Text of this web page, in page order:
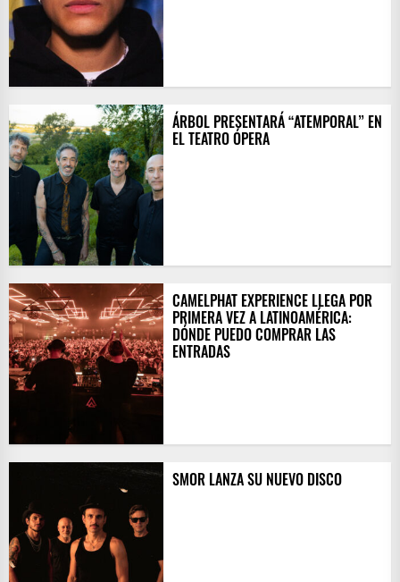
ÁRBOL PRESENTARÁ “ATEMPORAL” EN
EL TEATRO ÓPERA
CAMELPHAT EXPERIENCE LLEGA POR
PRIMERA VEZ A LATINOAMÉRICA:
DÓNDE PUEDO COMPRAR LAS
ENTRADAS
SMOR LANZA SU NUEVO DISCO